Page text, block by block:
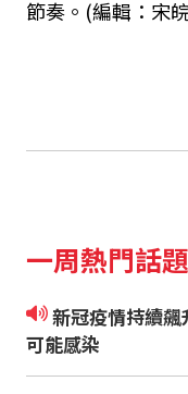
節奏。(編輯：宋
一周熱門話
新冠疫情持續飆升 常見八大症狀 沒發燒也
可能感染